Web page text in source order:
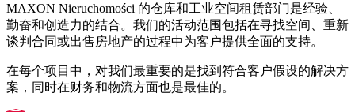
MAXON Nieruchomości 的仓库和工业空间租赁部门是经验、
勤奋和创造力的结合。我们的活动范围包括在寻找空间、重新
谈判合同或出售房地产的过程中为客户提供全面的支持。
在每个项目中，对我们最重要的是找到符合客户假设的解决方
案，同时在财务和物流方面也是最佳的。